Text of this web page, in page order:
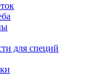
для специй